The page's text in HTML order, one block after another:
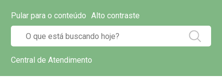
Pular para o conteúdo Alto contraste
Central de Atendimento